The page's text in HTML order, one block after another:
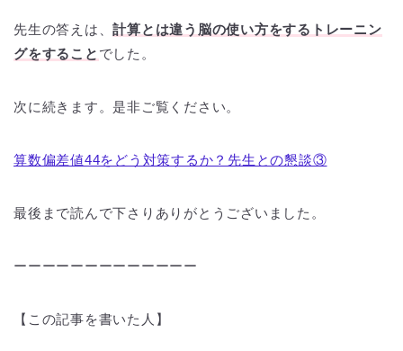
先生の答えは、計算とは違う脳の使い方をするトレーニン
グをすること でした。
次に続きます。是非ご覧ください。
算数偏差値44をどう対策するか？先生との懇談③
最後まで読んで下さりありがとうございました。
ーーーーーーーーーーーーー
【この記事を書いた人】